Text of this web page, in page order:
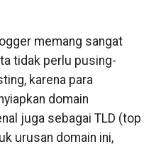
memang sangat
tidak perlu pusing-
karena para
domain
juga sebagai TLD (top
urusan domain ini,